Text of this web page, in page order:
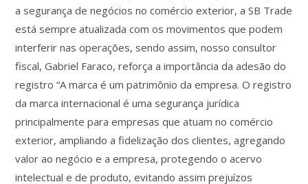
a segurança de negócios no comércio exterior, a SB Trade
está sempre atualizada com os movimentos que podem
interferir nas operações, sendo assim, nosso consultor
fiscal, Gabriel Faraco, reforça a importância da adesão do
registro “A marca é um patrimônio da empresa. O registro
da marca internacional é uma segurança jurídica
principalmente para empresas que atuam no comércio
exterior, ampliando a fidelização dos clientes, agregando
valor ao negócio e a empresa, protegendo o acervo
intelectual e de produto, evitando assim prejuízos